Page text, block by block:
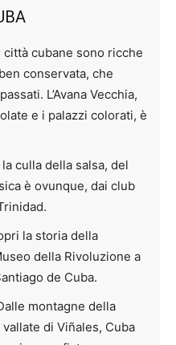
città cubane sono ricche
conservata, che
L’Avana Vecchia,
e i palazzi colorati, è
la culla della salsa, del
è ovunque, dai club
la storia della
della Rivoluzione a
de Cuba.
montagne della
di Viñales, Cuba